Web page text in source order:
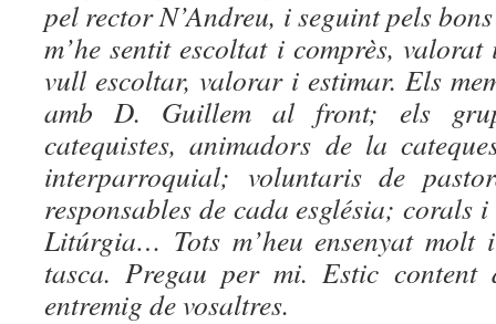
pel rector N’Andreu, i seguint pels
m’he sentit escoltat i comprès,
vull escoltar, valorar i estimar. Els
amb D. Guillem al front; els
catequistes, animadors de la
interparroquial; voluntaris de
responsables de cada església; corals
Litúrgia… Tots m’heu ensenyat molt
tasca. Pregau per mi. Estic content
entremig de vosaltres.